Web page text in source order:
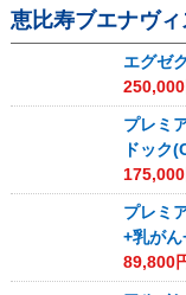
恵比寿ブエナヴ
エグゼ
250,000
プレミ
ドック
175,000
プレミ
+乳が
89,800